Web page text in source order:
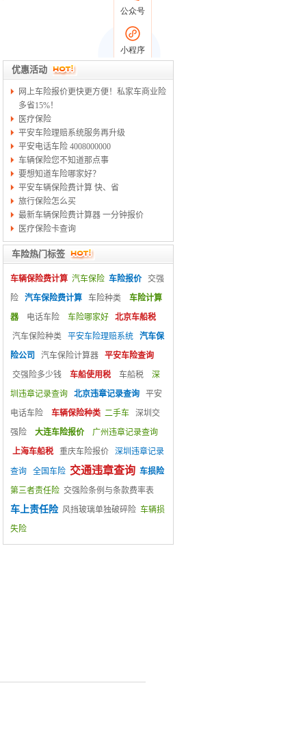
优惠活动
网上车险报价更快更方便！私家车商业险
多省15%！
医疗保险
平安车险理赔系统服务再升级
平安电话车险 4008000000
车辆保险您不知道那点事
要想知道车险哪家好？
平安车辆保险费计算 快、省
旅行保险怎么买
最新车辆保险费计算器 一分钟报价
医疗保险卡查询
车险热门标签
车辆保险费计算 汽车保险 车险报价
交强
险
汽车保险费计算 车险种类
车险计算
器
电话车险 车险哪家好
北京车船税
汽车保险种类
平安车险理赔系统
汽车保
险公司
汽车保险计算器
平安车险查询
交强险多少钱
车船使用税 车船税
深
圳违章记录查询
北京违章记录查询
平安
电话车险
车辆保险种类 二手车
深圳交
强险
大连车险报价
广州违章记录查询
上海车船税
重庆车险报价 深圳违章记录
查询 全国车险 交通违章查询 车损险
第三者责任险 交强险条例与条款费率表
车上责任险 风挡玻璃单独破碎险 车辆损
失险